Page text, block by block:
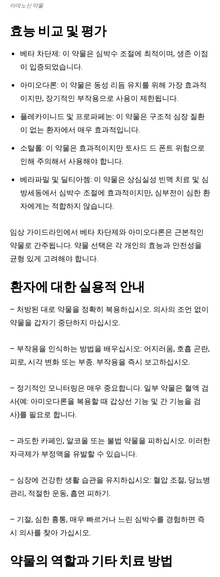
아데노신 약물
효능 비교 및 평가
베타 차단제: 이 약물은 심박수 조절에 최적이며, 생존 이점
이 입증되었습니다.
아미오다론: 이 약물은 동성 리듬 유지를 위해 가장 효과적
이지만, 장기적인 부작용으로 사용이 제한됩니다.
플레카이니드 및 프로파페논: 이 약물은 구조적 심장 질환
이 없는 환자에서 매우 효과적입니다.
소탈롤: 이 약물은 효과적이지만 토사드 드 폰트 위험으로
인해 주의해서 사용해야 합니다.
베라파밀 및 딜티아젬: 이 약물은 상심실성 빈맥 치료 및 심
방세동에서 심박수 조절에 효과적이지만, 심부전이 심한 환
자에게는 적합하지 않습니다.
임상 가이드라인에서 베타 차단제와 아미오다론은 근본적인
약물로 간주됩니다. 약물 선택은 각 개인의 효능과 안전성을
균형 있게 고려해야 합니다.
환자에 대한 실용적 안내
– 처방된 대로 약물을 정확히 복용하십시오. 의사의 조언 없이
약물을 갑자기 중단하지 마십시오.
– 부작용을 인식하는 방법을 배우십시오: 어지러움, 호흡 곤란,
피로, 시각 변화 또는 부종. 부작용을 즉시 보고하십시오.
– 정기적인 모니터링은 매우 중요합니다. 일부 약물은 혈액 검
사(예: 아미오다론을 복용할 때 갑상선 기능 및 간 기능을 검
사)를 필요로 합니다.
– 과도한 카페인, 알코올 또는 불법 약물을 피하십시오. 이러한
자극제가 부정맥을 유발할 수 있습니다.
– 심장에 건강한 생활 습관을 유지하십시오: 혈압 조절, 당뇨병
관리, 적절한 운동, 흡연 피하기.
– 기절, 심한 흉통, 매우 빠르거나 느린 심박수를 경험하면 즉
시 의사를 찾아 가십시오.
약물의 역할과 기타 치료 방법